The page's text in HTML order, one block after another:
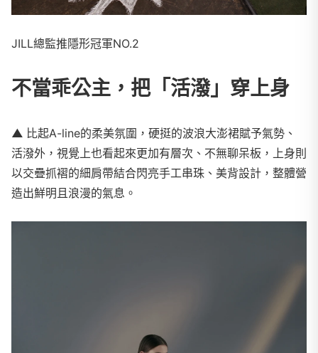
JILL總監推隱形冠軍NO.2
不當乖公主，把「活潑」穿上身
▲ 比起A-line的柔美氛圍，硬挺的波浪大澎裙賦予氣勢、
活潑外，視覺上也看起來更加有層次、不無聊呆板，上身則
以交疊抓褶的細肩帶結合閃亮手工串珠、美背設計，整體營
造出鮮明且浪漫的氣息。